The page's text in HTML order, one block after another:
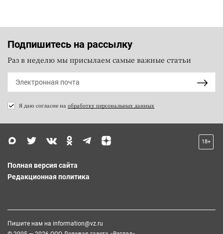
Подпишитесь на рассылку
Раз в неделю мы присылаем самые важные статьи
Я даю согласие на обработку персональных данных
18+
Полная версия сайта
Редакционная политика
Пишите нам на information@vz.ru